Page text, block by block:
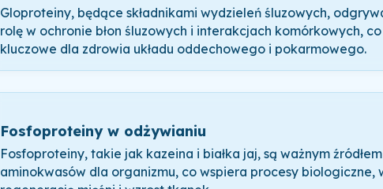
Gloproteiny, będące składnikami wydzieleń śluzowych,
rolę w ochronie błon śluzowych i interakcjach komórkowych,
kluczowe dla zdrowia układu oddechowego i pokarmowego.
Fosfoproteiny w odżywianiu
Fosfoproteiny, takie jak kazeina i białka jaj, są ważnym źródłem
aminokwasów dla organizmu, co wspiera procesy biologiczne,